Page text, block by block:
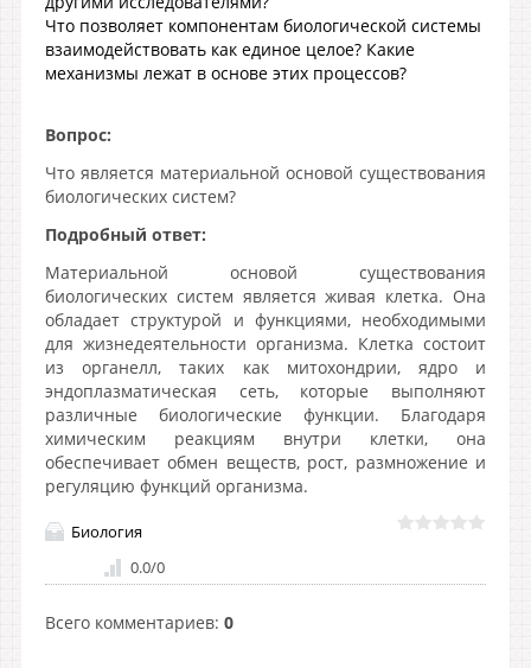
Что позволяет компонентам биологической системы
взаимодействовать как единое целое? Какие
механизмы лежат в основе этих процессов?
Вопрос:
Что является материальной основой существования
биологических систем?
Подробный ответ:
Материальной основой существования
биологических систем является живая клетка. Она
обладает структурой и функциями, необходимыми
для жизнедеятельности организма. Клетка состоит
из органелл, таких как митохондрии, ядро и
эндоплазматическая сеть, которые выполняют
различные биологические функции. Благодаря
химическим реакциям внутри клетки, она
обеспечивает обмен веществ, рост, размножение и
регуляцию функций организма.
Биология
0.0/0
Всего комментариев: 0